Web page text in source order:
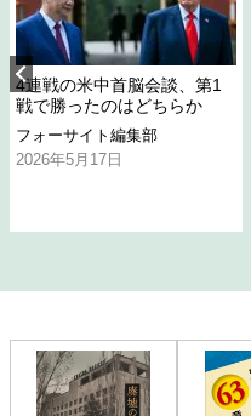
4連戦の米中首脳会談、第1
戦で勝ったのはどちらか
フォーサイト編集部
2026年5月17日